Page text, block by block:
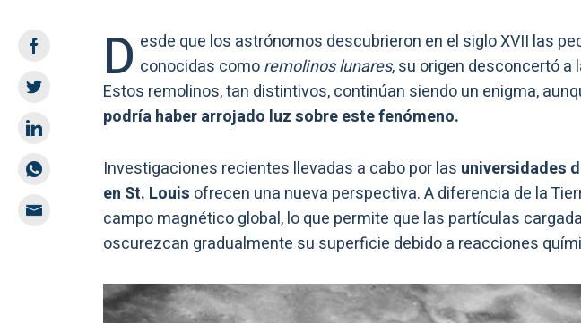
D esde que los astrónomos descubrieron en el siglo XVII las
conocidas comoremolinos lunares, su origen desconcertó a
Estos remolinos, tan distintivos, continúan siendo un enigma,
podría haber arrojado luz sobre este fenómeno.
Investigaciones recientes llevadas a cabo por las universidades
en St. Louis ofrecen una nueva perspectiva. A diferencia de la
campo magnético global, lo que permite que las partículas
oscurezcan gradualmente su superficie debido a reacciones